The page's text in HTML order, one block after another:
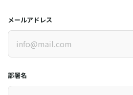
メールアドレス
部署名